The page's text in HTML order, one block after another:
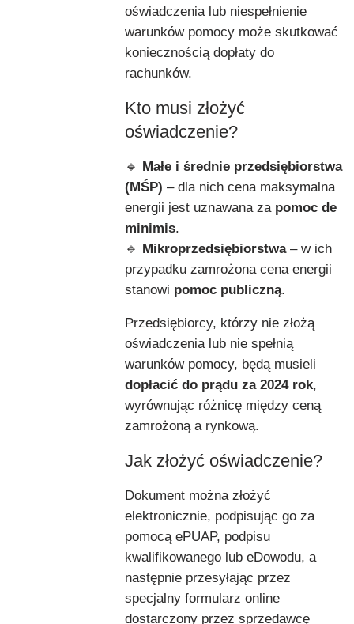
oświadczenia lub niespełnienie
warunków pomocy może skutkować
koniecznością dopłaty do
rachunków.
Kto musi złożyć
oświadczenie?
🔹
Małe i średnie przedsiębiorstwa
(MŚP) – dla nich cena maksymalna
energii jest uznawana za pomoc de
minimis.
🔹
Mikroprzedsiębiorstwa– w ich
przypadku zamrożona cena energii
stanowi pomoc publiczną.
Przedsiębiorcy, którzy nie złożą
oświadczenia lub nie spełnią
warunków pomocy, będą musieli
dopłacić do prądu za 2024 rok,
wyrównując różnicę między ceną
zamrożoną a rynkową.
Jak złożyć oświadczenie?
Dokument można złożyć
elektronicznie, podpisując go za
pomocą ePUAP, podpisu
kwalifikowanego lub eDowodu, a
następnie przesyłając przez
specjalny formularz online
dostarczony przez sprzedawcę